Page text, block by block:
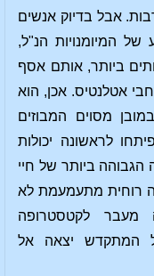
אבל בדיוק אנשים
המיומנויות הנ"ל,
ביותר, אותם אסף
אטלנטיס. אכן, הוא
מסוים המבוזים
לראשונה יכולות
הגבוהה ביותר של חיי
רוחית מתעמעמת לא
מעבר לקטסטרופה
המתקדש יצאה אל